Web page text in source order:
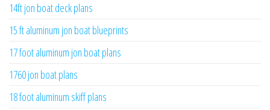
14ft jon boat deck plans
15 ft aluminum jon boat blueprints
17 foot aluminum jon boat plans
1760 jon boat plans
18 foot aluminum skiff plans